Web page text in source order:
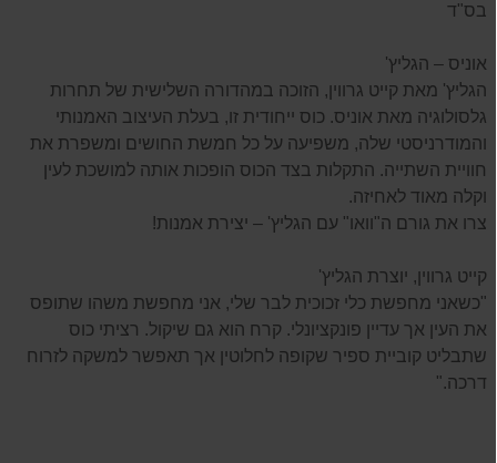
בס"ד
אוניס – הגליץ'
הגליץ' מאת קייט גרווין, הזוכה במהדורה השלישית של תחרות
גלסולוגיה מאת אוניס. כוס ייחודית זו, בעלת העיצוב האמנותי
והמודרניסטי שלה, משפיעה על כל חמשת החושים ומשפרת את
חוויית השתייה. התקלות בצד הכוס הופכות אותה למושכת לעין
וקלה מאוד לאחיזה.
צרו את גורם ה"וואו" עם הגליץ' – יצירת אמנות!
קייט גרווין, יוצרת הגליץ'
"כשאני מחפשת כלי זכוכית לבר שלי, אני מחפשת משהו שתופס
את העין אך עדיין פונקציונלי. קרח הוא גם שיקול. רציתי כוס
שתבליט קוביית ספיר שקופה לחלוטין אך תאפשר למשקה לזרוח
דרכה."